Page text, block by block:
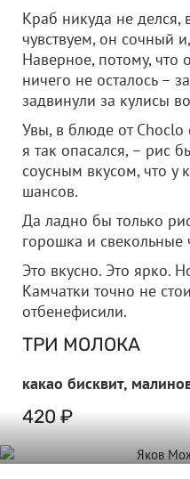
Краб никуда не
чувствуем, он сочный
Наверное, потому, что
ничего не осталось –
задвинули за кулисы
Увы, в блюде от Choclo
я так опасался, – рис
соусным вкусом, что у
шансов.
Да ладно бы только
горошка и
Это вкусно. Это ярко.
Камчатки точно не
отбенефисили.
ТРИ МОЛОКА
какао бисквит,
420 ₽